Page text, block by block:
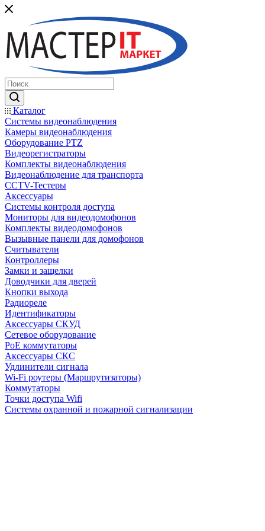
Каталог
Системы видеонаблюдения
Камеры видеонаблюдения
Оборудование PTZ
Видеорегистраторы
Комплекты видеонаблюдения
Видеонаблюдение для транспорта
CCTV-Тестеры
Аксессуары
Системы контроля доступа
Мониторы для видеодомофонов
Комплекты видеодомофонов
Вызывные панели для домофонов
Считыватели
Контроллеры
Замки и защелки
Доводчики для дверей
Кнопки выхода
Радиореле
Идентификаторы
Аксессуары СКУД
Сетевое оборудование
PoE коммутаторы
Аксессуары СКС
Удлинители сигнала
Wi-Fi роутеры (Маршрутизаторы)
Коммутаторы
Точки доступа Wifi
Системы охранной и пожарной сигнализации